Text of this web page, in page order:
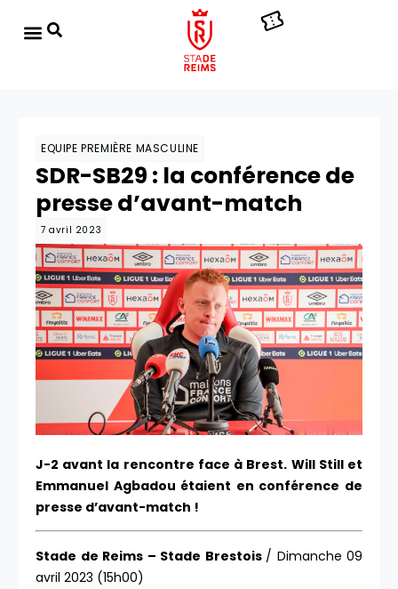
EQUIPE PREMIÈRE MASCULINE
SDR-SB29 : la conférence de
presse d’avant-match
7 avril 2023
J-2 avant la rencontre face à Brest. Will Still et
Emmanuel Agbadou étaient en conférence de
presse d’avant-match !
Stade de Reims – Stade Brestois / Dimanche 09
avril 2023 (15h00)